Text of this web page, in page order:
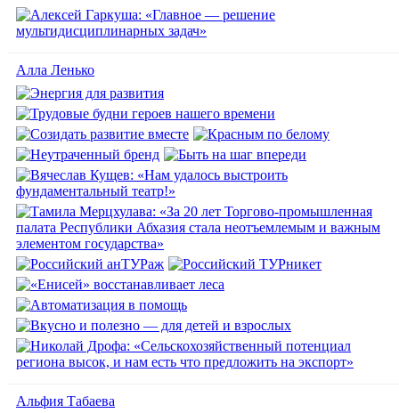
Алла Ленько
Альфия Табаева